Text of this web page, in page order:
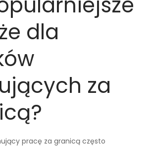
dla
za
pracę za granicą często